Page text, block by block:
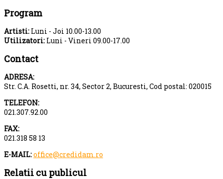
Program
Artisti: Luni - Joi 10.00-13.00
Utilizatori: Luni - Vineri 09.00-17.00
Contact
ADRESA:
Str. C.A. Rosetti, nr. 34, Sector 2, Bucuresti, Cod postal: 020015
TELEFON:
021.307.92.00
FAX:
021.318 58 13
E-MAIL:office@credidam.ro
Relatii cu publicul